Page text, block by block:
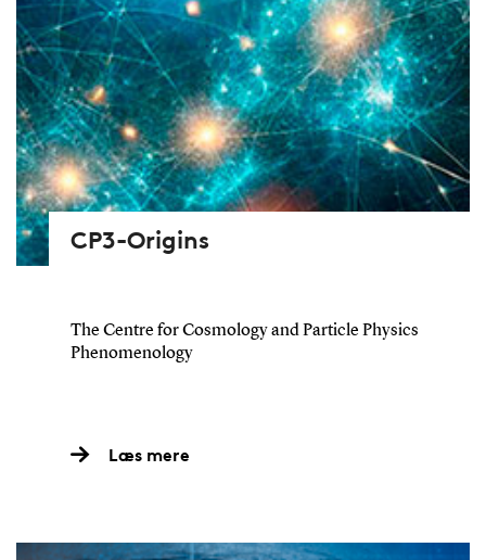
CP3-Origins
The Centre for Cosmology and Particle Physics
Phenomenology
Læs mere